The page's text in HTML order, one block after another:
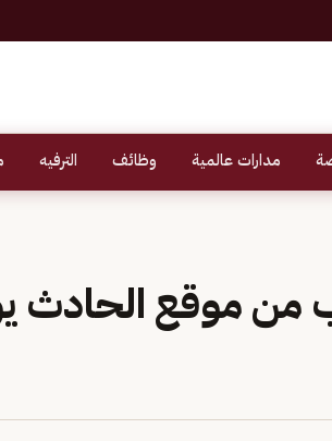
مدارات عالمية وظائف الترفيه